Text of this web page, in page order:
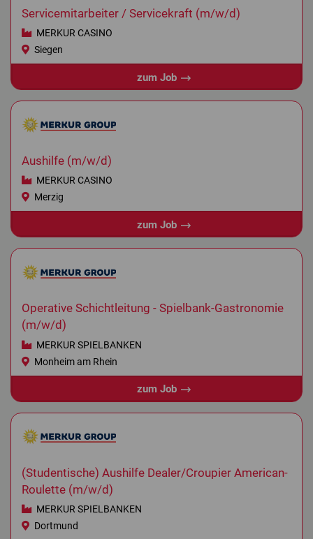
Servicemitarbeiter / Servicekraft (m/w/d)
MERKUR CASINO
Siegen
zum Job
Aushilfe (m/w/d)
MERKUR CASINO
Merzig
zum Job
Operative Schichtleitung - Spielbank-Gastronomie
(m/w/d)
MERKUR SPIELBANKEN
Monheim am Rhein
zum Job
(Studentische) Aushilfe Dealer/Croupier American-
Roulette (m/w/d)
MERKUR SPIELBANKEN
Dortmund